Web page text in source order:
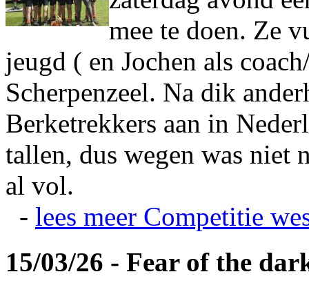
mee te doen. Ze
jeugd ( en Jochen als
Scherpenzeel. Na dik
Berketrekkers aan in
tallen, dus wegen was niet
al vol.
- lees meer Competitie
15/03/26 - Fear of the